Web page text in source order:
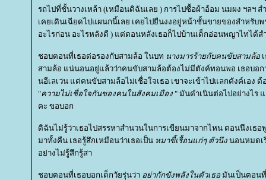
รถไปที่ชั้นวางเหล้า (เหมือนดิฉันเลย ) การไปซื้อผ้าอ้อม นมผง ฯลฯ
เคยเดินเฉียดไปแผนกนี้เลย เคยไปยืนงงอยู่หน้าชั้นขายของสำหรับ
อะไรก่อน อะไรหลังดี ) แต่ตอนหลังเธอก็ไปบ้านเด็กอ่อนพญาไทได้ส
ชอบตอนที่เธอต่อรองกับสามล้อ ในบท นางมารร้ายกับคนขับสามล้อ
สามล้อ แน่นอนอยู่แล้วว่าคนขับสามล้อต้องไม่มีตังค์ทอนพอ เธอบอก
นอีเลเว่น แต่คนขับสามล้อไม่เชื่อใจเธอ เขาจะเข้าไปแลกตังค์เอง ต้
"ความไม่เชื่อใจกันของคนในสังคมเมือง " มันดำเนินต่อไปอย่างไร
คะ ขอบอก
ดิฉันไม่รู้ว่าเธอไปสรรหาสำนวนในการเขียนมาจากไหน ตอนนึงเธอ
มาทั้งคืน เธอรู้สึกเหมือนว่าเธอเป็น หมาขี้เรื้อนแก่ๆ ตัวนึง นอนหมดเ
อย่างไม่รู้สึกรู้สา
ชอบตอนที่เธอบอกเด็กวัยรุ่นว่า อย่ากักขังพลังในตัวเธอ มันเป็นตอนที่